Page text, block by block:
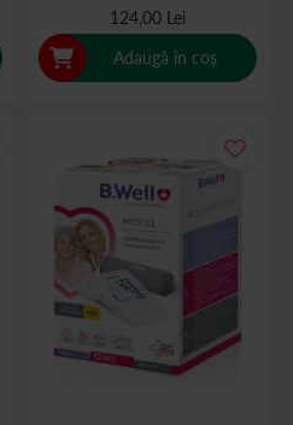
eficacitate si nu in ultimul
Alegem marci si produse de
de cumparaturi usoara si
124,00 Lei
Adaugă în coș